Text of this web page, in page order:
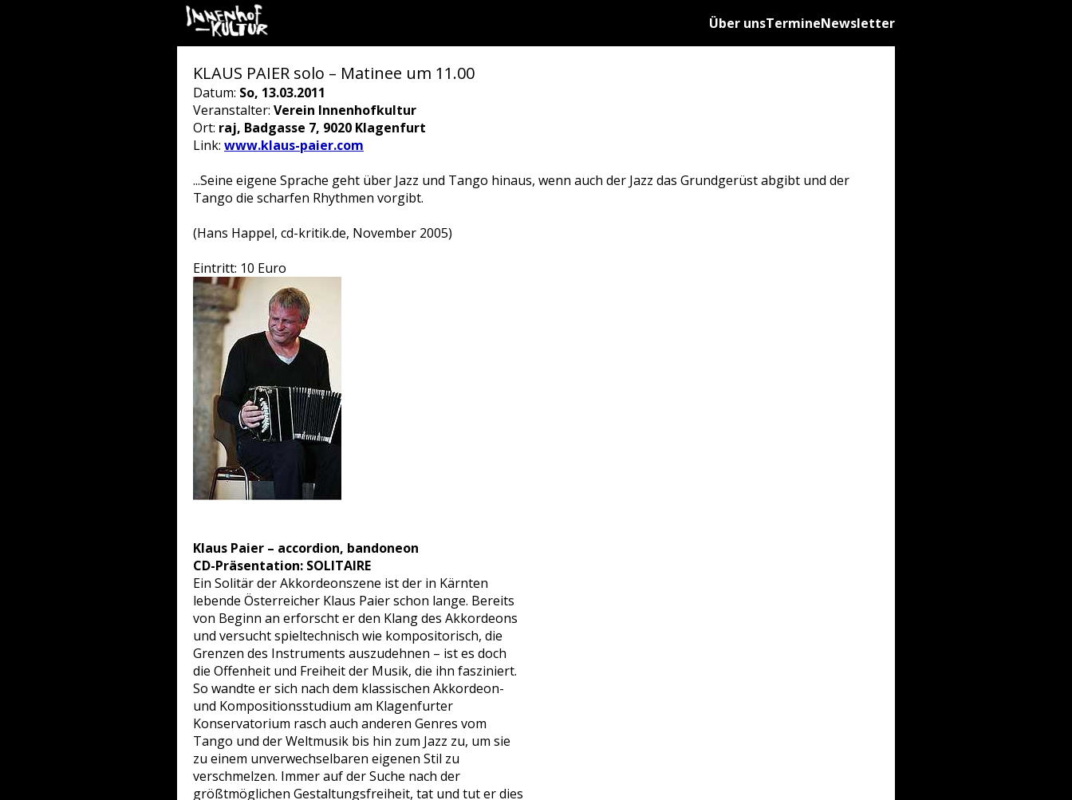
Über unsTermineNewsletter
KLAUS PAIER solo – Matinee um 11.00
Datum: So, 13.03.2011
Veranstalter: Verein Innenhofkultur
Ort: raj, Badgasse 7, 9020 Klagenfurt
Link: www.klaus-paier.com
...Seine eigene Sprache geht über Jazz und Tango hinaus, wenn auch der Jazz das Grundgerüst abgibt und der
Tango die scharfen Rhythmen vorgibt.
(Hans Happel, cd-kritik.de, November 2005)
Eintritt: 10 Euro
Klaus Paier – accordion, bandoneon
CD-Präsentation: SOLITAIRE
Ein Solitär der Akkordeonszene ist der in Kärnten
lebende Österreicher Klaus Paier schon lange. Bereits
von Beginn an erforscht er den Klang des Akkordeons
und versucht spieltechnisch wie kompositorisch, die
Grenzen des Instruments auszudehnen – ist es doch
die Offenheit und Freiheit der Musik, die ihn fasziniert.
So wandte er sich nach dem klassischen Akkordeon-
und Kompositionsstudium am Klagenfurter
Konservatorium rasch auch anderen Genres vom
Tango und der Weltmusik bis hin zum Jazz zu, um sie
zu einem unverwechselbaren eigenen Stil zu
verschmelzen. Immer auf der Suche nach der
größtmöglichen Gestaltungsfreiheit, tat und tut er dies